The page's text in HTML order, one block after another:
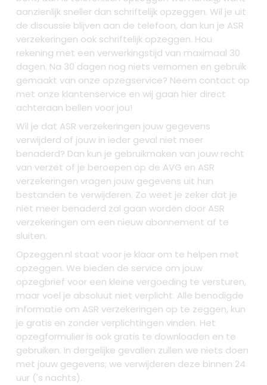
aanzienlijk sneller dan schriftelijk opzeggen. Wil je uit
de discussie blijven aan de telefoon, dan kun je ASR
verzekeringen ook schriftelijk opzeggen. Hou
rekening met een verwerkingstijd van maximaal 30
dagen. Na 30 dagen nog niets vernomen en gebruik
gemaakt van onze opzegservice? Neem contact op
met onze klantenservice en wij gaan hier direct
achteraan bellen voor jou!
Wil je dat ASR verzekeringen jouw gegevens
verwijderd of jouw in ieder geval niet meer
benaderd? Dan kun je gebruikmaken van jouw recht
van verzet of je beroepen op de AVG en ASR
verzekeringen vragen jouw gegevens uit hun
bestanden te verwijderen. Zo weet je zeker dat je
niet meer benaderd zal gaan worden door ASR
verzekeringen om een nieuw abonnement af te
sluiten.
Opzeggen.nl staat voor je klaar om te helpen met
opzeggen. We bieden de service om jouw
opzegbrief voor een kleine vergoeding te versturen,
maar voel je absoluut niet verplicht. Alle benodigde
informatie om ASR verzekeringen op te zeggen, kun
je gratis en zonder verplichtingen vinden. Het
opzegformulier is ook gratis te downloaden en te
gebruiken. In dergelijke gevallen zullen we niets doen
met jouw gegevens; we verwijderen deze binnen 24
uur ('s nachts).